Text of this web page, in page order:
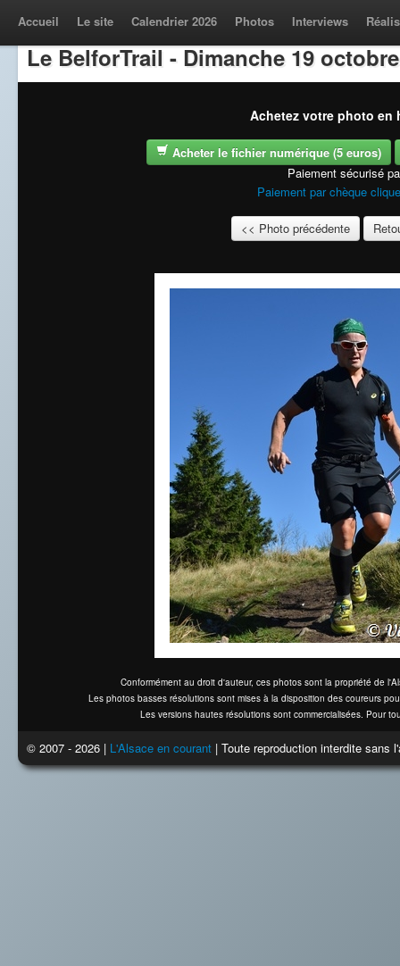
Accueil Le site Calendrier 2026 Photos Interviews
Le BelforTrail - Dimanche 19
Achetez votre photo en
Acheter le fichier numérique (5 euros)
Paiement sécurisé
Paiement par chèque
<< Photo précédente
Conformément au droit d'auteur, ces photos sont la propriété de
Les photos basses résolutions sont mises à la disposition des coureurs
Les versions hautes résolutions sont commercialisées. Pour
© 2007 - 2026 | L'Alsace en courant | Toute reproduction interdite sans